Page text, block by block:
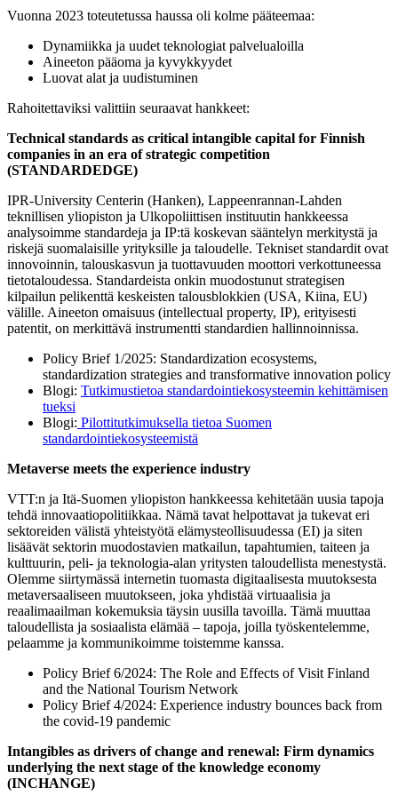
Vuonna 2023 toteutetussa haussa oli kolme pääteemaa:
Dynamiikka ja uudet teknologiat palvelualoilla
Aineeton pääoma ja kyvykkyydet
Luovat alat ja uudistuminen
Rahoitettaviksi valittiin seuraavat hankkeet:
Technical standards as critical intangible capital for Finnish
companies in an era of strategic competition
(STANDARDEDGE)
IPR-University Centerin (Hanken), Lappeenrannan-Lahden
teknillisen yliopiston ja Ulkopoliittisen instituutin hankkeessa
analysoimme standardeja ja IP:tä koskevan sääntelyn merkitystä ja
riskejä suomalaisille yrityksille ja taloudelle. Tekniset standardit ovat
innovoinnin, talouskasvun ja tuottavuuden moottori verkottuneessa
tietotaloudessa. Standardeista onkin muodostunut strategisen
kilpailun pelikenttä keskeisten talousblokkien (USA, Kiina, EU)
välille. Aineeton omaisuus (intellectual property, IP), erityisesti
patentit, on merkittävä instrumentti standardien hallinnoinnissa.
Policy Brief 1/2025: Standardization ecosystems,
standardization strategies and transformative innovation policy
Blogi: Tutkimustietoa standardointiekosysteemin kehittämisen
tueksi
Blogi: Pilottitutkimuksella tietoa Suomen
standardointiekosysteemistä
Metaverse meets the experience industry
VTT:n ja Itä-Suomen yliopiston hankkeessa kehitetään uusia tapoja
tehdä innovaatiopolitiikkaa. Nämä tavat helpottavat ja tukevat eri
sektoreiden välistä yhteistyötä elämysteollisuudessa (EI) ja siten
lisäävät sektorin muodostavien matkailun, tapahtumien, taiteen ja
kulttuurin, peli- ja teknologia-alan yritysten taloudellista menestystä.
Olemme siirtymässä internetin tuomasta digitaalisesta muutoksesta
metaversaaliseen muutokseen, joka yhdistää virtuaalisia ja
reaalimaailman kokemuksia täysin uusilla tavoilla. Tämä muuttaa
taloudellista ja sosiaalista elämää – tapoja, joilla työskentelemme,
pelaamme ja kommunikoimme toistemme kanssa.
Policy Brief 6/2024: The Role and Effects of Visit Finland
and the National Tourism Network
Policy Brief 4/2024: Experience industry bounces back from
the covid-19 pandemic
Intangibles as drivers of change and renewal: Firm dynamics
underlying the next stage of the knowledge economy
(INCHANGE)